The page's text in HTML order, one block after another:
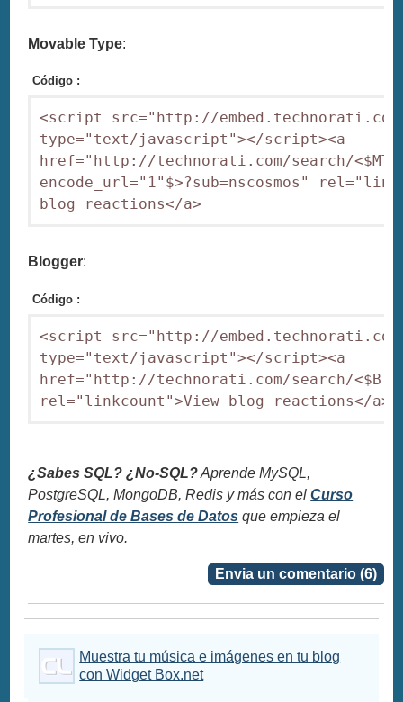
Movable Type:
Código :
<script src="http://
type="text/javascript"></script><a
href="http://technorati.com/search/
encode_url="1"$>?sub=nscosmos"
blog reactions</a>
Blogger:
Código :
<script src="http://
type="text/javascript"></script><a
href="http://technorati.com/search/
rel="linkcount">View blog reactions</a>
¿Sabes SQL? ¿No-SQL?Aprende MySQL,
PostgreSQL, MongoDB, Redis y más con elCurso
Profesional de Bases de Datos que empieza el
martes, en vivo.
Envia un comentario (6)
Muestra tu música e imágenes en tu blog
con Widget Box.net